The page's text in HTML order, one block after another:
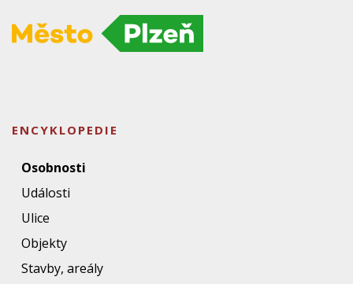
ENCYKLOPEDIE
Osobnosti
Události
Ulice
Objekty
Stavby, areály